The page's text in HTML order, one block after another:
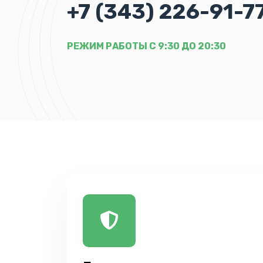
+7 (343) 226-91-
РЕЖИМ РАБОТЫ С 9:30 ДО 20:30